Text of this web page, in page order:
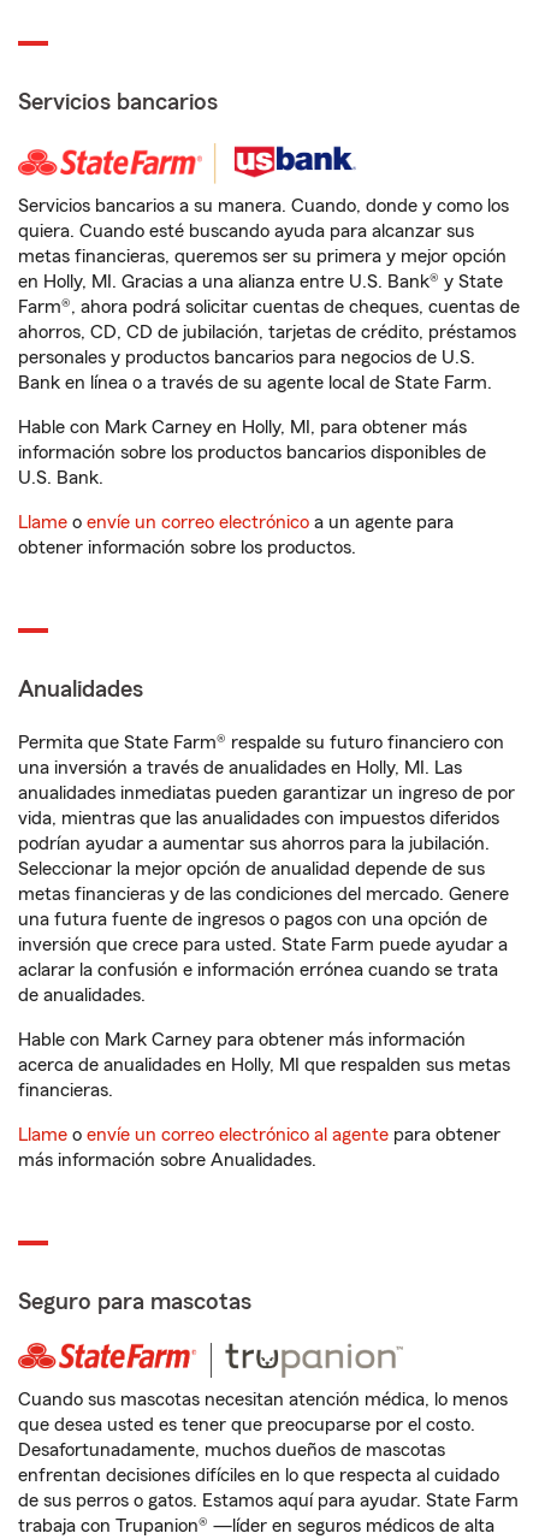
Servicios bancarios
Servicios bancarios a su manera. Cuando, donde y como los
quiera. Cuando esté buscando ayuda para alcanzar sus
metas financieras, queremos ser su primera y mejor opción
en Holly, MI. Gracias a una alianza entre U.S. Bank® y State
Farm®, ahora podrá solicitar cuentas de cheques, cuentas de
ahorros, CD, CD de jubilación, tarjetas de crédito, préstamos
personales y productos bancarios para negocios de U.S.
Bank en línea o a través de su agente local de State Farm.
Hable con Mark Carney en Holly, MI, para obtener más
información sobre los productos bancarios disponibles de
U.S. Bank.
Llame o envíe un correo electrónico a un agente para
obtener información sobre los productos.
Anualidades
Permita que State Farm® respalde su futuro financiero con
una inversión a través de anualidades en Holly, MI. Las
anualidades inmediatas pueden garantizar un ingreso de por
vida, mientras que las anualidades con impuestos diferidos
podrían ayudar a aumentar sus ahorros para la jubilación.
Seleccionar la mejor opción de anualidad depende de sus
metas financieras y de las condiciones del mercado. Genere
una futura fuente de ingresos o pagos con una opción de
inversión que crece para usted. State Farm puede ayudar a
aclarar la confusión e información errónea cuando se trata
de anualidades.
Hable con Mark Carney para obtener más información
acerca de anualidades en Holly, MI que respalden sus metas
financieras.
Llame o envíe un correo electrónico al agente para obtener
más información sobre Anualidades.
Seguro para mascotas
Cuando sus mascotas necesitan atención médica, lo menos
que desea usted es tener que preocuparse por el costo.
Desafortunadamente, muchos dueños de mascotas
enfrentan decisiones difíciles en lo que respecta al cuidado
de sus perros o gatos. Estamos aquí para ayudar. State Farm
trabaja con Trupanion® —líder en seguros médicos de alta